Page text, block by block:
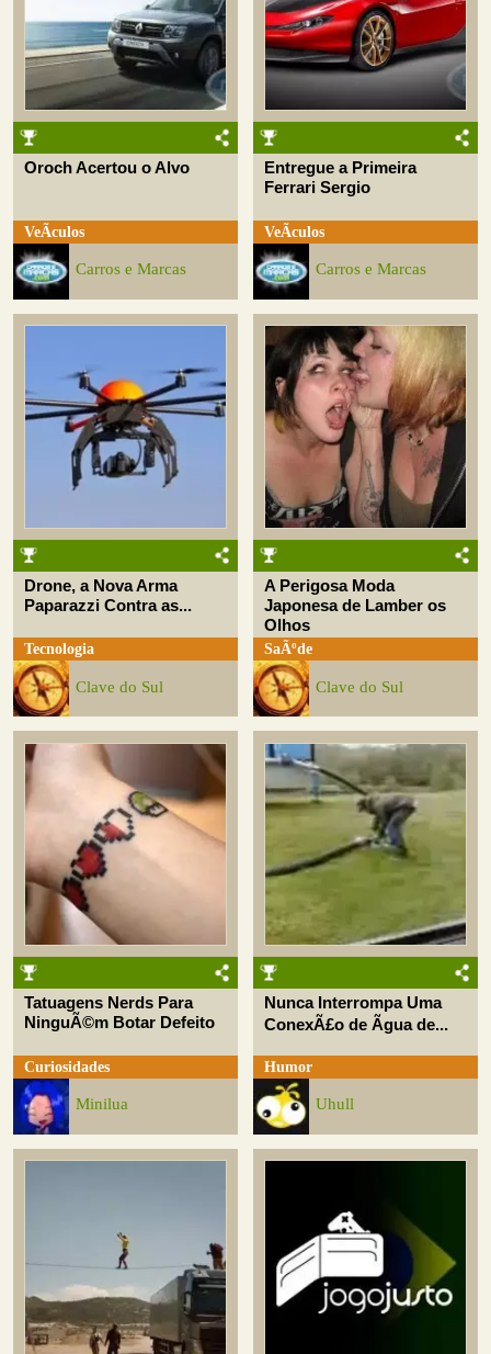
Oroch Acertou o Alvo
VeÃ­culos
Carros e Marcas
Entregue a Primeira
Ferrari Sergio
VeÃ­culos
Carros e Marcas
Drone, a Nova Arma
Paparazzi Contra as...
Tecnologia
Clave do Sul
A Perigosa Moda
Japonesa de Lamber os
Olhos
SaÃºde
Clave do Sul
Tatuagens Nerds Para
NinguÃ©m Botar Defeito
Curiosidades
Minilua
Nunca Interrompa Uma
ConexÃ£o de Ãgua de...
Humor
Uhull